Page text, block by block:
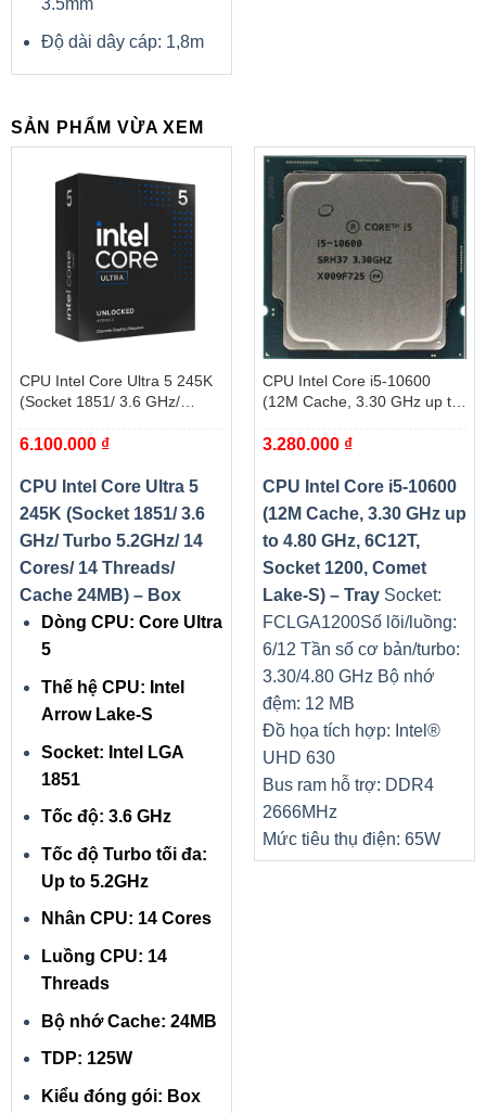
Bộ nhớ 8Gb (2 Khe cắm / Hỗ trợ tối đa 16GB)
Ổ cứng/ Ổ đĩa
512Gb SSD (One 2.5-inch hard-drive and one
Màn hình 15.6Inch Full HD
WiFi 802.11a/b/g/ Bluetooth 5.0
Cổng giao tiếp
02 USB 3.2 Gen 1/ 01 USB 2.0/ 01 USB 3.2
Gen 1 Type-C port/ 01 headset (headphone
and microphone combo) port/ 01 HDMI 1.4
port/ 01 SD-card slot
Webcam
Nhận dạng vân
Không có
Nhận diện khuôn
mặt
Không có
Tính năng khác Màn hình Full HD
Hệ điều hành Windows 11 Home + Office Student
Pin 3 cell
Kích thước 38.1 x 26.7 x 2.6 cm
Trọng lượng 1.9 kg
Màu sắc/ Chất
Silver/ Backlit keyboard
3.5mm
Độ dài dây cáp: 1,8m
SẢN PHẨM VỪA XEM
CPU Intel Core Ultra 5 245K
(Socket 1851/ 3.6 GHz/
Threads/ Cache 24MB) – Box
6.100.000 ₫
CPU Intel Core Ultra 5
245K (Socket 1851/ 3.6
GHz/ Turbo 5.2GHz/ 14
Cores/ 14 Threads/
Cache 24MB) – Box
Dòng CPU: Core Ultra
5
Thế hệ CPU: Intel
Arrow Lake-S
Socket: Intel LGA
1851
Tốc độ: 3.6 GHz
Tốc độ Turbo tối đa:
Up to 5.2GHz
Nhân CPU: 14 Cores
Luồng CPU: 14
Threads
Bộ nhớ Cache: 24MB
TDP: 125W
Kiểu đóng gói: Box
CPU Intel Core i5-10600
(12M Cache, 3.30 GHz up to
1200, Comet Lake-S) – Tray
3.280.000 ₫
CPU Intel Core i5-10600
(12M Cache, 3.30 GHz up
to 4.80 GHz, 6C12T,
Socket 1200, Comet
Lake-S) – Tray Socket:
FCLGA1200Số lõi/luồng:
6/12 Tần số cơ bản/turbo:
3.30/4.80 GHz Bộ nhớ
đệm: 12 MB
Đồ họa tích hợp: Intel®
UHD 630
Bus ram hỗ trợ: DDR4
2666MHz
Mức tiêu thụ điện: 65W